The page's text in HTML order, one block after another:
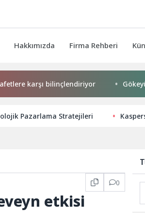
Hakkımızda Firma Rehberi
bilinçlendiriyor Gökeyüp
Pazarlama Stratejileri
0
etkisi